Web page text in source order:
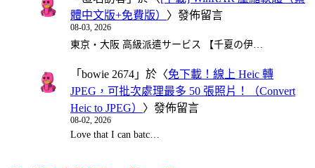
體中文版+免費版） 〉發佈留言
08-03, 2026
東京・大阪 高級派遣サービス 【千夏の伊…
「 bowie 2674 」於〈免下載！線上 Heic 轉
JPEG，可批次處理最多 50 張照片！（Convert
Heic to JPEG） 〉發佈留言
08-02, 2026
Love that I can batc…